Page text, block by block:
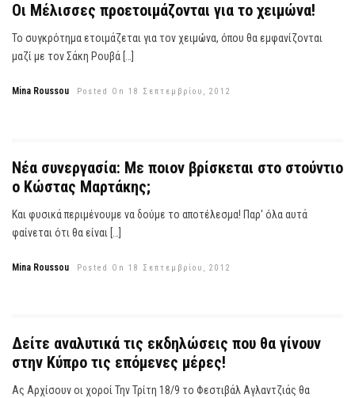
Οι Μέλισσες προετοιμάζονται για το χειμώνα!
Το συγκρότημα ετοιμάζεται για τον χειμώνα, όπου θα εμφανίζονται
μαζί με τον Σάκη Ρουβά […]
Mina Roussou Posted On 18 Σεπτεμβρίου, 2012
Νέα συνεργασία: Με ποιον βρίσκεται στο στούντιο
ο Κώστας Μαρτάκης;
Και φυσικά περιμένουμε να δούμε το αποτέλεσμα! Παρ' όλα αυτά
φαίνεται ότι θα είναι […]
Mina Roussou Posted On 18 Σεπτεμβρίου, 2012
Δείτε αναλυτικά τις εκδηλώσεις που θα γίνουν
στην Κύπρο τις επόμενες μέρες!
Ας Αρχίσουν οι χοροί Την Τρίτη 18/9 το Φεστιβάλ Αγλαντζιάς θα